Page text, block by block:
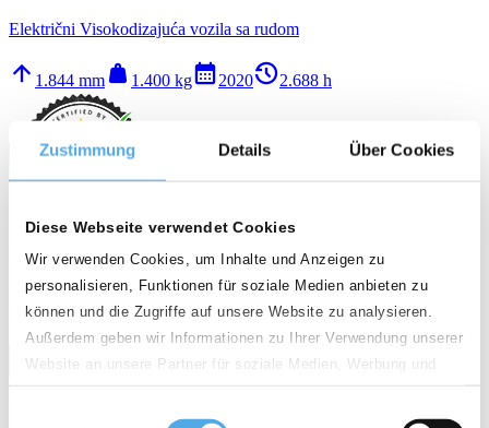
Zustimmung Details Über Cookies
Diese Webseite verwendet Cookies
Wir verwenden Cookies, um Inhalte und Anzeigen zu
personalisieren, Funktionen für soziale Medien anbieten zu
können und die Zugriffe auf unsere Website zu analysieren.
Außerdem geben wir Informationen zu Ihrer Verwendung unserer
Website an unsere Partner für soziale Medien, Werbung und
Analysen weiter. Unsere Partner führen diese Informationen
möglicherweise mit weiteren Daten zusammen, die Sie ihnen
Električni Visokodizajuća vozila sa rudom
arrow_upward 1.844 mm weight 1.400 kgcalendar_month2020history_22.688 h
D - 86316 Friedberg-Derching
Kvaliteta
starstarstar star
call email favorite_border
Ново